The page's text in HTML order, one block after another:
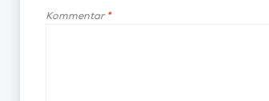
Kommentar*